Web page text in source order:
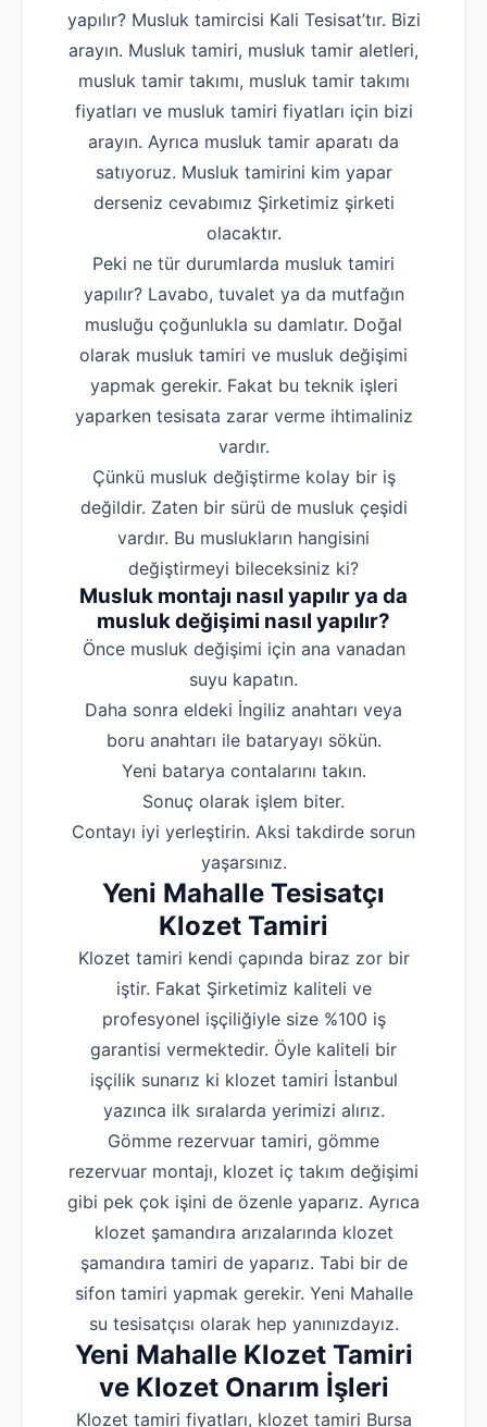
yapılır? Musluk tamircisi Kali Tesisat’tır. Bizi
arayın. Musluk tamiri, musluk tamir aletleri,
musluk tamir takımı, musluk tamir takımı
fiyatları ve musluk tamiri fiyatları için bizi
arayın. Ayrıca musluk tamir aparatı da
satıyoruz. Musluk tamirini kim yapar
derseniz cevabımız Şirketimiz şirketi
olacaktır.
Peki ne tür durumlarda musluk tamiri
yapılır? Lavabo, tuvalet ya da mutfağın
musluğu çoğunlukla su damlatır. Doğal
olarak musluk tamiri ve musluk değişimi
yapmak gerekir. Fakat bu teknik işleri
yaparken tesisata zarar verme ihtimaliniz
vardır.
Çünkü musluk değiştirme kolay bir iş
değildir. Zaten bir sürü de musluk çeşidi
vardır. Bu muslukların hangisini
değiştirmeyi bileceksiniz ki?
Musluk montajı nasıl yapılır ya da
musluk değişimi nasıl yapılır?
‌Önce musluk değişimi için ana vanadan
suyu kapatın.
‌Daha sonra eldeki İngiliz anahtarı veya
boru anahtarı ile bataryayı sökün.
‌Yeni batarya contalarını takın.
‌Sonuç olarak işlem biter.
‌Contayı iyi yerleştirin. Aksi takdirde sorun
yaşarsınız.
Yeni Mahalle Tesisatçı
Klozet Tamiri
Klozet tamiri kendi çapında biraz zor bir
iştir. Fakat Şirketimiz kaliteli ve
profesyonel işçiliğiyle size %100 iş
garantisi vermektedir. Öyle kaliteli bir
işçilik sunarız ki klozet tamiri İstanbul
yazınca ilk sıralarda yerimizi alırız.
Gömme rezervuar tamiri, gömme
rezervuar montajı, klozet iç takım değişimi
gibi pek çok işini de özenle yaparız. Ayrıca
klozet şamandıra arızalarında klozet
şamandıra tamiri de yaparız. Tabi bir de
sifon tamiri yapmak gerekir. Yeni Mahalle
su tesisatçısı olarak hep yanınızdayız.
Yeni Mahalle Klozet Tamiri
ve Klozet Onarım İşleri
Klozet tamiri fiyatları, klozet tamiri Bursa